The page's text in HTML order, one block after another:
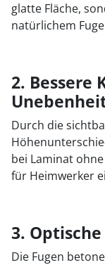
glatte Fläche,
natürlichem
2. Bessere
Durch die
bei Laminat
für Heimwerker
3.
Die Fugen